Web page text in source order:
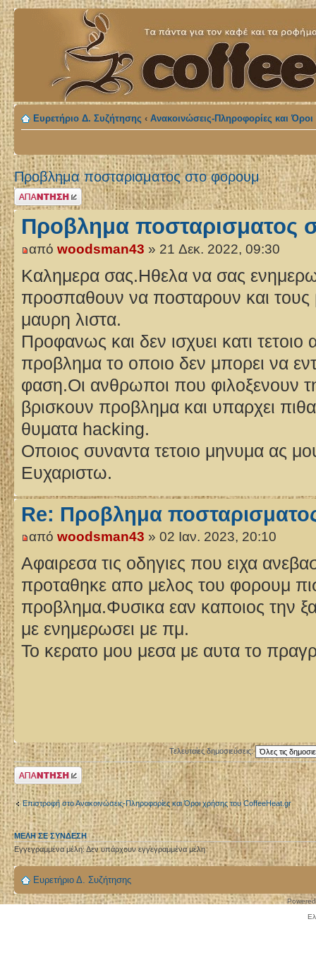
Ευρετήριο Δ. Συζήτησης ‹ Ανακοινώσεις-Πληροφορίες και
Προβλημα ποσταρισματος στο φορουμ
Δημιουργία
απάντησης
Προβλημα ποσταρισματος
από woodsman43 » 21 Δεκ. 2022, 09:30
Καλημερα σας.Ηθελα να σας
προσπαθουν να ποσταρουν και τους
μαυρη λιστα.
Προφανως και δεν ισχυει κατι
προβλημα το οποιο δεν μπορει να
φαση.Οι ανθρωποι που φιλοξενουν
βρισκουν προβλημα και υπαρχει
θυματα hacking.
Οποιος συναντα τετοιο μηνυμα ας
Ευχαριστω.
Re: Προβλημα
από woodsman43 » 02 Ιαν. 2023, 20:10
Αφαιρεσα τις οδηγιες που ειχα
προταθηκε απο μελος του φορουμ
προβλημα.Φυσικα εαν καποιος την
με ενημερωσει με πμ.
Το κερατο μου μεσα με αυτα το
Τελευταίες δημοσιεύσεις:
Δημιουργία
απάντησης
Επιστροφή στο Ανακοινώσεις-Πληροφορίες και Όροι χρήσης του CoffeeHeat.gr
ΜΈΛΗ ΣΕ ΣΎΝΔΕΣΗ
Εγγεγραμμένα μέλη: Δεν υπάρχουν εγγεγραμμένα μέλη
Ευρετήριο Δ. Συζήτησης